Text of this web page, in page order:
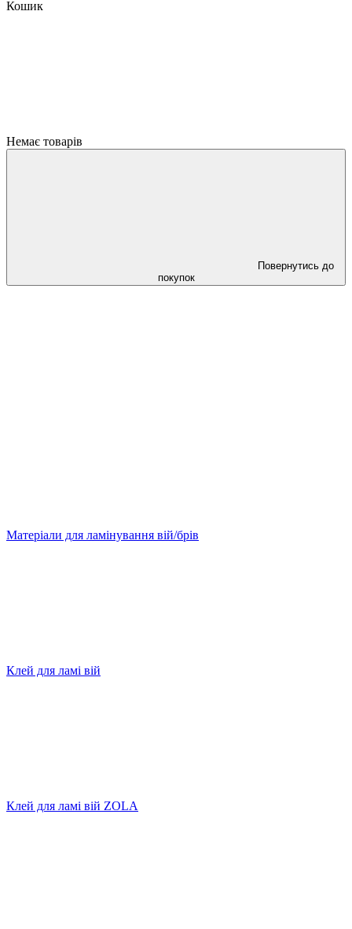
Кошик
Немає товарів
Повернутись до
покупок
Матеріали для ламінування вій/брів
Клей для ламі вій
Клей для ламі вій ZOLA